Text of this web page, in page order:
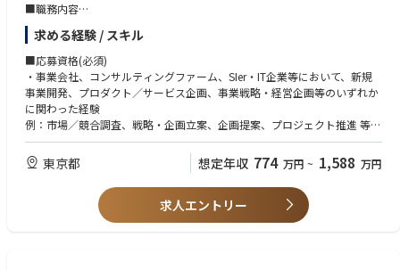
■職務内容
【ミッション】
社会・産業構造の変化、技術進化、政策動向、グループのアセットを踏ま
え、本部戦略の構想・戦略企画・具体化をリードする。
【主な業務】
次世代を担う事業戦略の立案、国産AI等の重点プロジェクトの事業化検
討、AI関連のアライアンス・M&A等検討、本部横断的なプロジェクト推進
【具体的な業務】
〇次世代を担う事業戦略の立案
・本部戦略の策定：社会・産業・技術・政策動向を踏まえた事業機会の探
索、重点テーマの論点整理、戦略仮説の構築
求める経験 / スキル
■応募資格(必須)
・事業会社、コンサルティングファーム、SIer・IT企業等において、新規
事業開発、プロダクト／サービス企画、事業戦略・経営企画等のいずれか
に関わった経験
例：市場／競合調査、戦略・企画立案、企画提案、プロジェクト推進 等
・市場／競合／技術／政策動向を踏まえた仮説構築、事業性評価、戦略・
ロードマップ策定の経験
・経営層や複数部門、社外パートナーを巻き込んだプロジェクトマネジメ
ント、論点設計、合意形成のスキル
・PowerPoint／Excel等を用いた構造的な資料作成、事業計画・収支モデ
東京都 想定年収 774 万円 ~ 1,588 万円
求人エントリー